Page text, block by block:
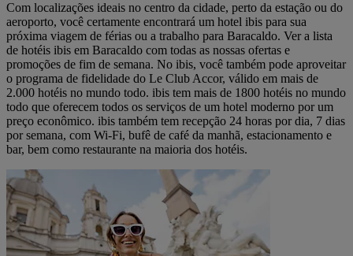
Com localizações ideais no centro da cidade, perto da estação ou do
aeroporto, você certamente encontrará um hotel ibis para sua
próxima viagem de férias ou a trabalho para Baracaldo. Ver a lista
de hotéis ibis em Baracaldo com todas as nossas ofertas e
promoções de fim de semana. No ibis, você também pode aproveitar
o programa de fidelidade do Le Club Accor, válido em mais de
2.000 hotéis no mundo todo. ibis tem mais de 1800 hotéis no mundo
todo que oferecem todos os serviços de um hotel moderno por um
preço econômico. ibis também tem recepção 24 horas por dia, 7 dias
por semana, com Wi-Fi, bufê de café da manhã, estacionamento e
bar, bem como restaurante na maioria dos hotéis.